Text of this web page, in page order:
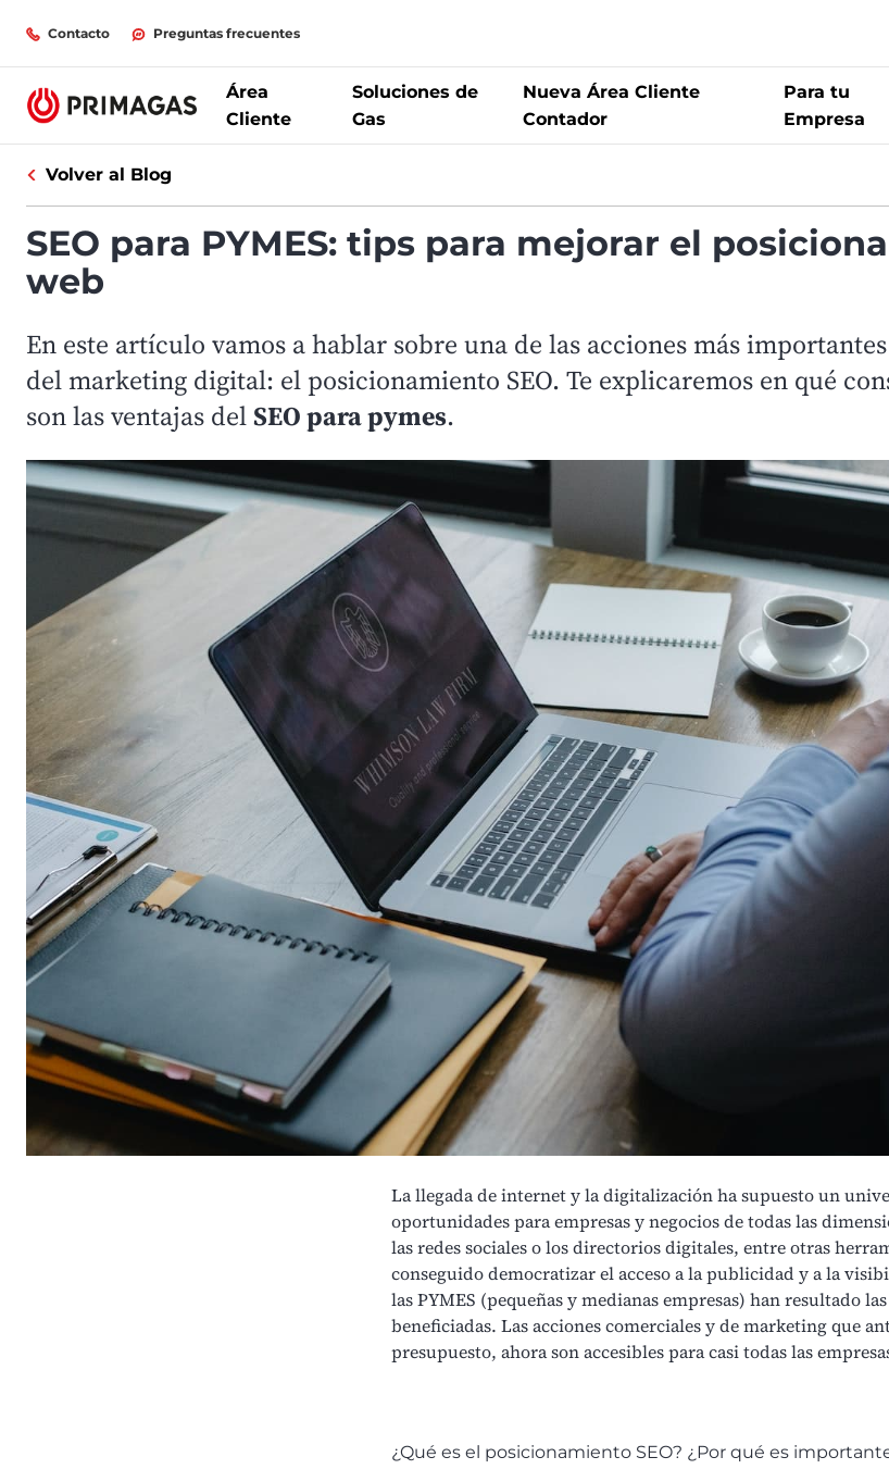
Contacto Preguntas frecuentes
Área
Cliente
Soluciones de
Gas
Nueva Área Cliente
Contador
Para tu
Empresa
Volver al Blog
SEO para PYMES: tips para mejorar el
web
En este artículo vamos a hablar sobre una de las acciones más
del marketing digital: el posicionamiento SEO. Te explicaremos en qué
son las ventajas delSEO para pymes.
La llegada de internet y la digitalización ha supuesto un
oportunidades para empresas y negocios de todas las
las redes sociales o los directorios digitales, entre otras
conseguido democratizar el acceso a la publicidad y a la
las PYMES (pequeñas y medianas empresas) han resultado
beneficiadas. Las acciones comerciales y de marketing que
presupuesto, ahora son accesibles para casi todas las
¿Qué es el posicionamiento SEO? ¿Por qué es